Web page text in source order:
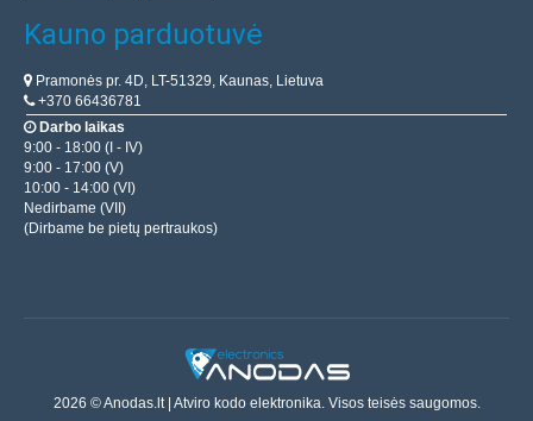
Kauno parduotuvė
Pramonės pr. 4D, LT-51329, Kaunas, Lietuva
+370 66436781
Darbo laikas
9:00 - 18:00 (I - IV)
9:00 - 17:00 (V)
10:00 - 14:00 (VI)
Nedirbame (VII)
(Dirbame be pietų pertraukos)
2026 © Anodas.lt | Atviro kodo elektronika. Visos teisės saugomos.